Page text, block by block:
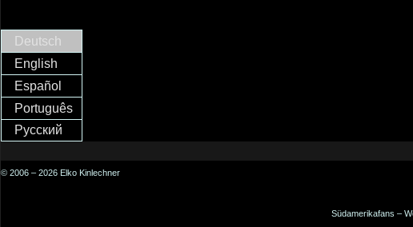
Deutsch
English
Español
Português
Русский
© 2006 – 2026 Elko Kinlechner
Südamerikafans –